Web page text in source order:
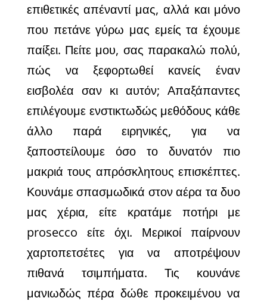
επιθετικές απέναντί μας, αλλά και μόνο
που πετάνε γύρω μας εμείς τα έχουμε
παίξει. Πείτε μου, σας παρακαλώ πολύ,
πώς να ξεφορτωθεί κανείς έναν
εισβολέα σαν κι αυτόν; Απαξάπαντες
επιλέγουμε ενστικτωδώς μεθόδους κάθε
άλλο παρά ειρηνικές, για να
ξαποστείλουμε όσο το δυνατόν πιο
μακριά τους απρόσκλητους επισκέπτες.
Κουνάμε σπασμωδικά στον αέρα τα δυο
μας χέρια, είτε κρατάμε ποτήρι με
prosecco είτε όχι. Μερικοί παίρνουν
χαρτοπετσέτες για να αποτρέψουν
πιθανά τσιμπήματα. Τις κουνάνε
μανιωδώς πέρα δώθε προκειμένου να